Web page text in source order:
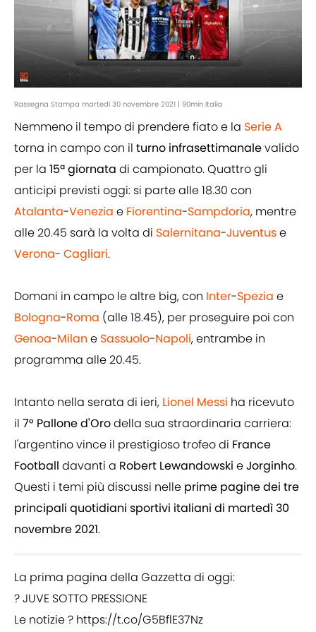
Rassegna Stampa martedì 30 novembre 2021 | 90min Italia
Nemmeno il tempo di prendere fiato e la Serie A
torna in campo con il turno infrasettimanalevalido
per la 15ª giornata di campionato. Quattro gli
anticipi previsti oggi: si parte alle 18.30 con
Atalanta-Venezia e Fiorentina-Sampdoria, mentre
alle 20.45 sarà la volta di Salernitana-Juventuse
Verona- Cagliari.
Domani in campo le altre big, con Inter-Spezia e
Bologna-Roma (alle 18.45), per proseguire poi con
Genoa-Milan e Sassuolo-Napoli, entrambe in
programma alle 20.45.
Intanto nella serata di ieri, Lionel Messi ha ricevuto
il 7° Pallone d'Orodella sua straordinaria carriera:
l'argentino vince il prestigioso trofeo di France
Football davanti a Robert Lewandowski eJorginho.
Questi i temi più discussi nelle prime pagine dei tre
principali quotidiani sportivi italiani di martedì 30
novembre 2021.
La prima pagina della Gazzetta di oggi:
? JUVE SOTTO PRESSIONE
Le notizie ? https://t.co/G5BflE37Nz